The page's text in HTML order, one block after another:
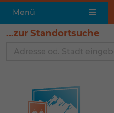
Menü
...zur Standortsuche